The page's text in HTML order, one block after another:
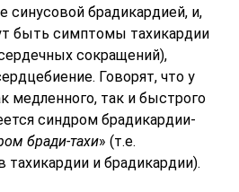
брадикардией, и,
быть симптомы тахикардии
сокращений),
Говорят, что у
медленного, так и быстрого
синдром брадикардии-
бради-тахи» (т.е.
тахикардии и брадикардии).